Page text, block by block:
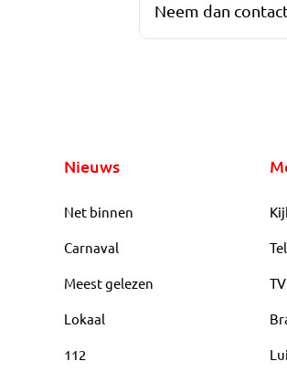
Neem dan
Nieuws
Net binnen
Carnaval
Meest gelezen
Lokaal
112